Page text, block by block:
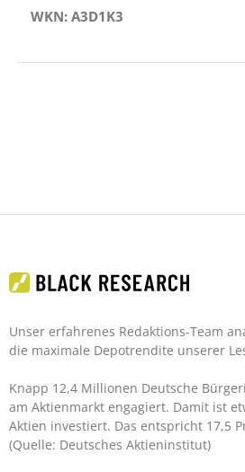
WKN: A3D1K3
Unser erfahrenes Redaktions-Team
die maximale Depotrendite unserer
Knapp 12,4 Millionen Deutsche
am Aktienmarkt engagiert. Damit ist
Aktien investiert. Das entspricht 17,5
(Quelle: Deutsches Aktieninstitut)